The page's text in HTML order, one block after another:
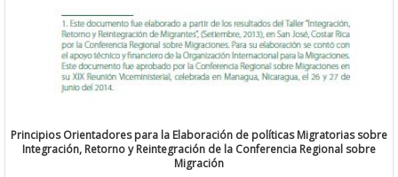
Principios Orientadores para la Elaboración de políticas
Integración, Retorno y Reintegración de la Conferencia Regional
Migración